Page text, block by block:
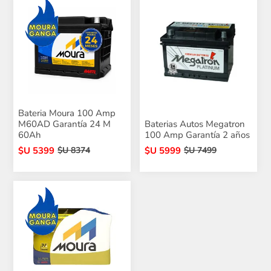
Bateria Moura 100 Amp
M60AD Garantía 24 M
60Ah
$U 5399 $U 8374
Baterias Autos Megatron
100 Amp Garantía 2 años
$U 5999 $U 7499